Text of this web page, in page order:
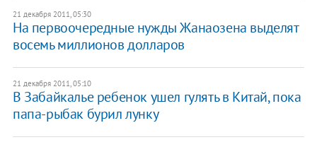
21 декабря 2011, 05:30
На первоочередные нужды Жанаозена выделят
восемь миллионов долларов
21 декабря 2011, 05:10
В Забайкалье ребенок ушел гулять в Китай, пока
папа-рыбак бурил лунку